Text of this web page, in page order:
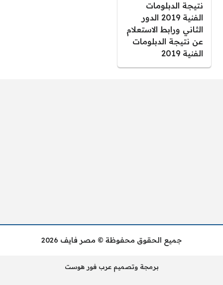
نتيجة الدبلومات
الفنية 2019 الدور
الثاني ورابط الاستعلام
عن نتيجة الدبلومات
الفنية 2019
جميع الحقوق محفوظة © مصر فايف 2026
برمجة وتصميم عرب فور هوست